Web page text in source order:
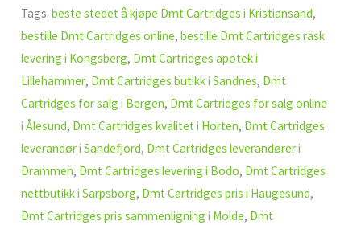
Tags:beste stedet å kjøpe Dmt Cartridges i Kristiansand,
bestille Dmt Cartridges online,bestille Dmt Cartridges rask
levering i Kongsberg, Dmt Cartridges apotek i
Lillehammer, Dmt Cartridges butikk i Sandnes, Dmt
Cartridges for salg i Bergen, Dmt Cartridges for salg online
i Ålesund, Dmt Cartridges kvalitet i Horten, Dmt Cartridges
leverandør i Sandefjord, Dmt Cartridges leverandører i
Drammen, Dmt Cartridges levering i Bodo, Dmt Cartridges
nettbutikk i Sarpsborg, Dmt Cartridges pris i Haugesund,
Dmt Cartridges pris sammenligning i Molde, Dmt